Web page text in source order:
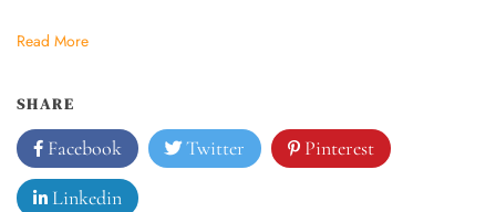
Read More
SHARE
Facebook Twitter Pinterest
Linkedin